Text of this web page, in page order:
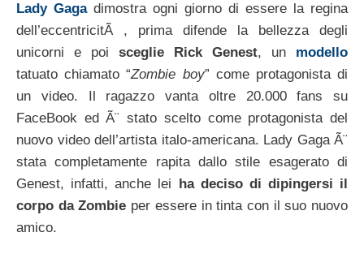
Lady Gagadimostra ogni giorno di essere la regina
dell’eccentricitÃ , prima difende la bellezza degli
unicorni e poi sceglie Rick Genest, un modello
tatuato chiamato “Zombie boy” come protagonista di
un video. Il ragazzo vanta oltre 20.000 fans su
FaceBook ed Ã¨ stato scelto come protagonista del
nuovo video dell’artista italo-americana. Lady Gaga Ã¨
stata completamente rapita dallo stile esagerato di
Genest, infatti, anche lei
ha deciso di dipingersi il
corpo da Zombie per essere in tinta con il suo nuovo
amico.